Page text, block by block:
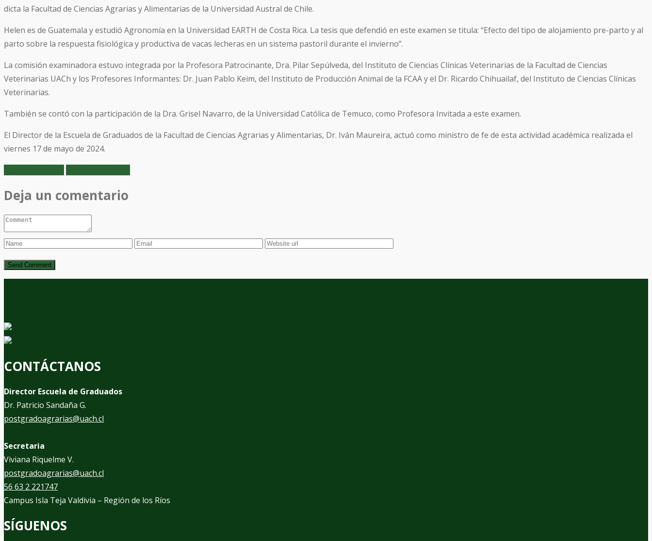
dicta la Facultad de Ciencias Agrarias y Alimentarias de la Universidad Austral de Chile.
Helen es de Guatemala y estudió Agronomía en la Universidad EARTH de Costa Rica. La tesis que defendió en este examen se titula: “Efecto del tipo de alojamiento pre-parto y al
parto sobre la respuesta fisiológica y productiva de vacas lecheras en un sistema pastoril durante el invierno”.
La comisión examinadora estuvo integrada por la Profesora Patrocinante, Dra. Pilar Sepúlveda, del Instituto de Ciencias Clínicas Veterinarias de la Facultad de Ciencias
Veterinarias UACh y los Profesores Informantes: Dr. Juan Pablo Keim, del Instituto de Producción Animal de la FCAA y el Dr. Ricardo Chihuailaf, del Instituto de Ciencias Clínicas
Veterinarias.
También se contó con la participación de la Dra. Grisel Navarro, de la Universidad Católica de Temuco, como Profesora Invitada a este examen.
El Director de la Escuela de Graduados de la Facultad de Ciencias Agrarias y Alimentarias, Dr. Iván Maureira, actuó como ministro de fe de esta actividad académica realizada el
viernes 17 de mayo de 2024.
Deja un comentario
CONTÁCTANOS
Director Escuela de Graduados
Dr. Patricio Sandaña G.
postgradoagrarias@uach.cl
Secretaria
Viviana Riquelme V.
postgradoagrarias@uach.cl
56 63 2 221747
Campus Isla Teja Valdivia – Región de los Ríos
SÍGUENOS